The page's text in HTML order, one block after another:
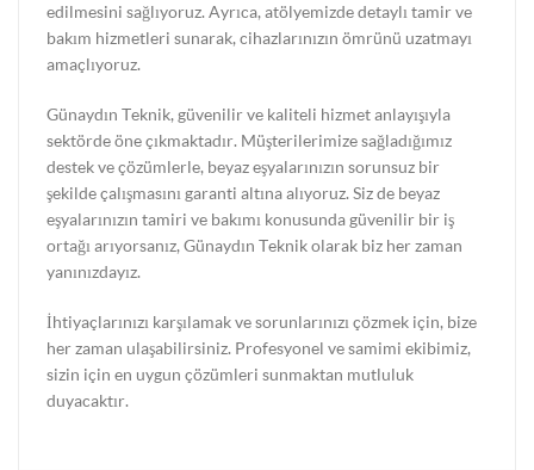
edilmesini sağlıyoruz. Ayrıca, atölyemizde detaylı tamir ve
bakım hizmetleri sunarak, cihazlarınızın ömrünü uzatmayı
amaçlıyoruz.
Günaydın Teknik, güvenilir ve kaliteli hizmet anlayışıyla
sektörde öne çıkmaktadır. Müşterilerimize sağladığımız
destek ve çözümlerle, beyaz eşyalarınızın sorunsuz bir
şekilde çalışmasını garanti altına alıyoruz. Siz de beyaz
eşyalarınızın tamiri ve bakımı konusunda güvenilir bir iş
ortağı arıyorsanız, Günaydın Teknik olarak biz her zaman
yanınızdayız.
İhtiyaçlarınızı karşılamak ve sorunlarınızı çözmek için, bize
her zaman ulaşabilirsiniz. Profesyonel ve samimi ekibimiz,
sizin için en uygun çözümleri sunmaktan mutluluk
duyacaktır.